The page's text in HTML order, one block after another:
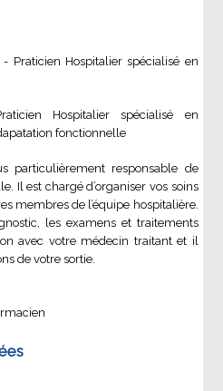
- Praticien Hospitalier spécialisé en
Hospitalier spécialisé en
fonctionnelle
particulièrement responsable de
Il est chargé d’organiser vos soins
membres de l’équipe hospitalière.
les examens et traitements
avec votre médecin traitant et il
de votre sortie.